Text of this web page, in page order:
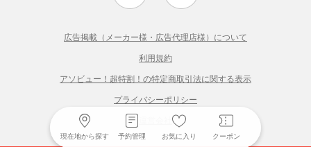
現在地から探す 予約管理 お気に入り クーポン
広告掲載（メーカー様・広告代理店様）について
利用規約
アソビュー！超特割！の特定商取引法に関する表示
プライバシーポリシー